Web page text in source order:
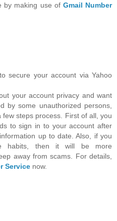
by making use of Gmail Number
secure your account via Yahoo
your account privacy and want
by some unauthorized persons,
steps process. First of all, you
to sign in to your account after
up to date. Also, if you
habits, then it will be more
away from scams. For details,
Service now.